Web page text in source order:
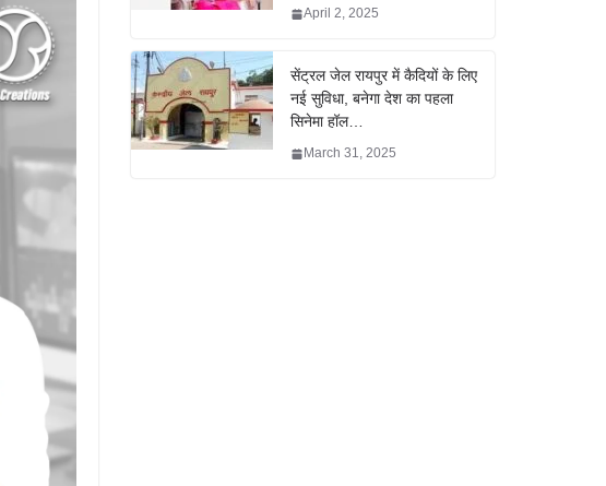
April 2, 2025
सेंट्रल जेल रायपुर में कैदियों के लिए
नई सुविधा, बनेगा देश का पहला
सिनेमा हॉल…
March 31, 2025